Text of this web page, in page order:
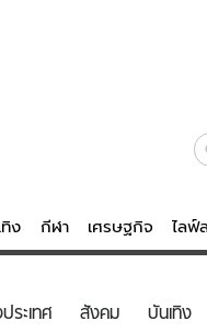
ง กีฬา เศรษฐกิจ ไลฟ์
ง - ตรวจหวย
ระเทศ สังคม บันเทิง